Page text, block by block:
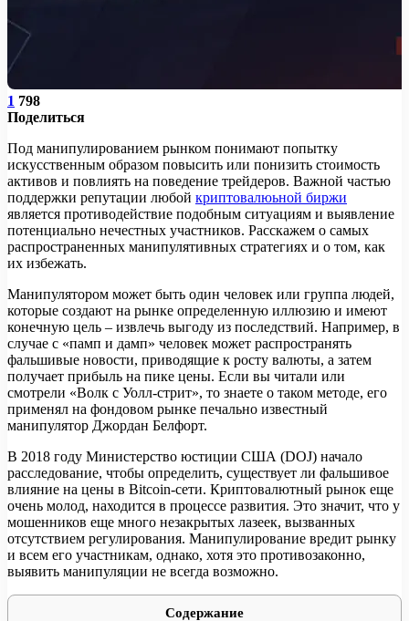
1 798
Поделиться
Под манипулированием рынком понимают попытку
искусственным образом повысить или понизить стоимость
активов и повлиять на поведение трейдеров. Важной частью
поддержки репутации любой криптовалюьной биржи
является противодействие подобным ситуациям и выявление
потенциально нечестных участников. Расскажем о самых
распространенных манипулятивных стратегиях и о том, как
их избежать.
Манипулятором может быть один человек или группа людей,
которые создают на рынке определенную иллюзию и имеют
конечную цель – извлечь выгоду из последствий. Например, в
случае с «памп и дамп» человек может распространять
фальшивые новости, приводящие к росту валюты, а затем
получает прибыль на пике цены. Если вы читали или
смотрели «Волк с Уолл-стрит», то знаете о таком методе, его
применял на фондовом рынке печально известный
манипулятор Джордан Белфорт.
В 2018 году Министерство юстиции США (DOJ) начало
расследование, чтобы определить, существует ли фальшивое
влияние на цены в Bitcoin-сети. Криптовалютный рынок еще
очень молод, находится в процессе развития. Это значит, что у
мошенников еще много незакрытых лазеек, вызванных
отсутствием регулирования. Манипулирование вредит рынку
и всем его участникам, однако, хотя это противозаконно,
выявить манипуляции не всегда возможно.
Содержание